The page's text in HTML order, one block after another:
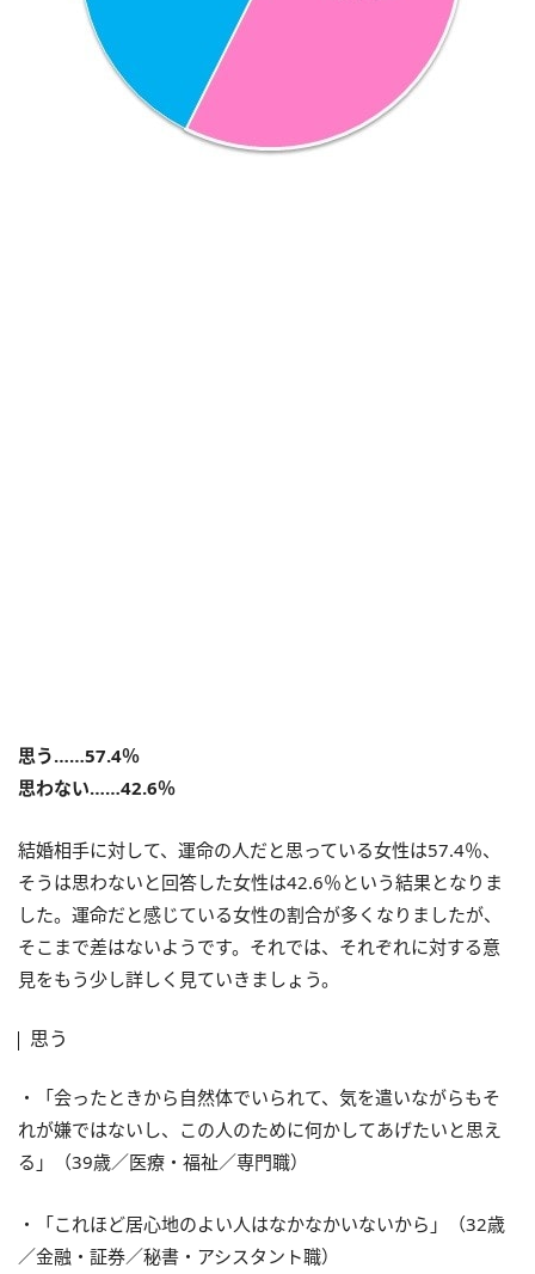
思う……57.4％
思わない……42.6％
結婚相手に対して、運命の人だと思っている女性は57.4％、
そうは思わないと回答した女性は42.6％という結果となりま
した。運命だと感じている女性の割合が多くなりましたが、
そこまで差はないようです。それでは、それぞれに対する意
見をもう少し詳しく見ていきましょう。
思う
・「会ったときから自然体でいられて、気を遣いながらもそ
れが嫌ではないし、この人のために何かしてあげたいと思え
る」（39歳／医療・福祉／専門職）
・「これほど居心地のよい人はなかなかいないから」（32歳
／金融・証券／秘書・アシスタント職）